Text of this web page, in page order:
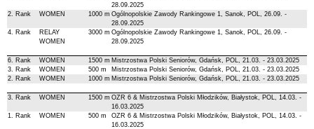
28.09.2025
2. Rank
WOMEN 1000 m Ogólnopolskie Zawody Rankingowe 1, Sanok, POL, 26.09. -
28.09.2025
4. Rank
RELAY
WOMEN
3000 m Ogólnopolskie Zawody Rankingowe 1, Sanok, POL, 26.09. -
28.09.2025
6. Rank WOMEN 1500 m Mistrzostwa Polski Seniorów, Gdańsk, POL, 21.03. - 23.03.2025
3. Rank
WOMEN 500 m
Mistrzostwa Polski Seniorów, Gdańsk, POL, 21.03. - 23.03.2025
2. Rank
WOMEN 1000 m Mistrzostwa Polski Seniorów, Gdańsk, POL, 21.03. - 23.03.2025
3. Rank WOMEN 1500 m OZR 6 & Mistrzostwa Polski Młodzików, Białystok, POL, 14.03. -
16.03.2025
1. Rank
WOMEN 500 m
OZR 6 & Mistrzostwa Polski Młodzików, Białystok, POL, 14.03. -
16.03.2025